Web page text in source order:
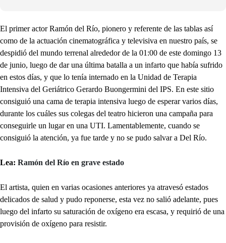
El primer actor Ramón del Río, pionero y referente de las tablas así
como de la actuación cinematográfica y televisiva en nuestro país, se
despidió del mundo terrenal alrededor de la 01:00 de este domingo 13
de junio, luego de dar una última batalla a un infarto que había sufrido
en estos días, y que lo tenía internado en la Unidad de Terapia
Intensiva del Geriátrico Gerardo Buongermini del IPS. En este sitio
consiguió una cama de terapia intensiva luego de esperar varios días,
durante los cuáles sus colegas del teatro hicieron una campaña para
conseguirle un lugar en una UTI. Lamentablemente, cuando se
consiguió la atención, ya fue tarde y no se pudo salvar a Del Río.
Lea: Ramón del Río en grave estado
El artista, quien en varias ocasiones anteriores ya atravesó estados
delicados de salud y pudo reponerse, esta vez no salió adelante, pues
luego del infarto su saturación de oxígeno era escasa, y requirió de una
provisión de oxígeno para resistir.